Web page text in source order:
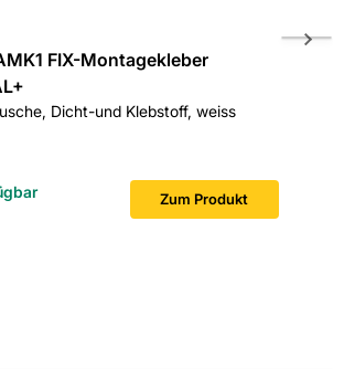
A (abP) sowie A0 gem. ZDB-
FIX-Montagekleber
Dicht-und Klebstoff, weiss
Zum Produkt